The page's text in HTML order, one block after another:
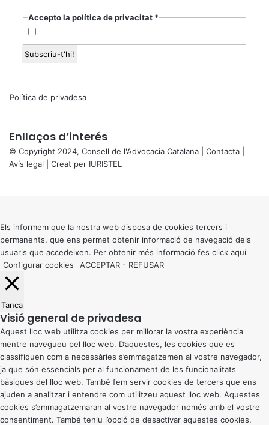
Accepto la política de privacitat *
Política de privadesa
Enllaços d’interés
© Copyright 2024, Consell de l'Advocacia Catalana | Contacta
Avís legal | Creat per IURISTEL
button
Els informem que la nostra web disposa de cookies tercers i
permanents, que ens permet obtenir informació de navegació dels
usuaris que accedeixen. Per obtenir més informació fes click aquí
Configurar cookies
ACCEPTAR - REFUSAR
Tanca
Visió general de privadesa
Aquest lloc web utilitza cookies per millorar la vostra experiència
mentre navegueu pel lloc web. D’aquestes, les cookies que es
classifiquen com a necessàries s’emmagatzemen al vostre navegador,
ja que són essencials per al funcionament de les funcionalitats
bàsiques del lloc web. També fem servir cookies de tercers que ens
ajuden a analitzar i entendre com utilitzeu aquest lloc web. Aquestes
cookies s’emmagatzemaran al vostre navegador només amb el vostre
consentiment. També teniu l’opció de desactivar aquestes cookies.